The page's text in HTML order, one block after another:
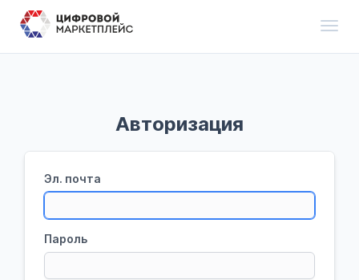
Авторизация
Эл. почта
Пароль